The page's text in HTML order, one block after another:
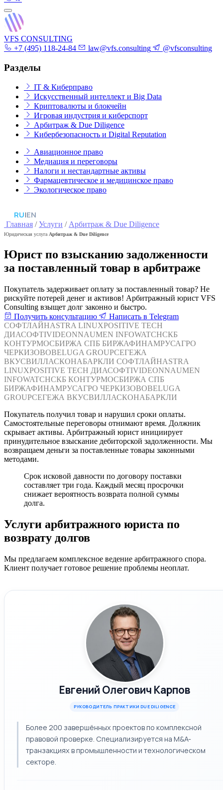
VFS CONSULTING
+7 (495) 118-24-84
law@vfs.consulting @vfsconsulting
Разделы
IT & Киберправо
Искусственный интеллект и Big Data
Криптовалюты и блокчейн
Игровая индустрия и киберспорт
Арбитраж & Due Diligence
Кибербезопасность и Digital Reputation
Авиационное право
Медиация и переговоры
Налоги и нестандартные активы
Фармацевтическое и медицинское право
Экологическое право
RU|EN
Главная /Услуги /Арбитраж & Due Diligence
Юридическая услуга Арбитраж & Due Diligence
Юрист по взысканию задолженности
за поставленный товар в арбитраже
Покупатель задерживает оплату за поставленный товар? Не
рискуйте потерей денег и активов! Арбитражный юрист VFS
Consulting взыщет долг законно и быстро.
Получить консультацию
Написать в Telegram
СОФТЛАЙНASTRA LINUXPOSITIVE TECH
ДИАСОФТIVIDEONNAUMEN INFOWATCHСКБ
КОНТУРМОСБИРЖА СПБ БИРЖАФИНАМРУСАГРО
ЧЕРКИЗОВОBELUGA GROUPСЕГЕЖА
ВКУСВИЛЛАСКОНАБАРКЛИ СОФТЛАЙНASTRA
LINUXPOSITIVE TECH ДИАСОФТIVIDEONNAUMEN
INFOWATCHСКБ КОНТУРМОСБИРЖА СПБ
БИРЖАФИНАМРУСАГРО ЧЕРКИЗОВОBELUGA
GROUPСЕГЕЖА ВКУСВИЛЛАСКОНАБАРКЛИ
Покупатель получил товар и нарушил сроки оплаты.
Самостоятельные переговоры отнимают время. Должник
скрывает активы. Арбитражный юрист инициирует
принудительное взыскание дебиторской задолженности. Мы
возвращаем деньги за поставленные товары законными
методами.
Срок исковой давности по договору поставки
составляет три года. Каждый месяц просрочки
снижает вероятность возврата полной суммы
долга.
Услуги арбитражного юриста по
возврату долгов
Мы предлагаем комплексное ведение арбитражного спора.
Клиент получает готовое решение проблемы неоплат.
Евгений Олегович Карпов
РУКОВОДИТЕЛЬ ПРАКТИКИ DUE DILIGENCE
Более 200 завершённых проектов по комплексной
правовой проверке. Специализируется на M&A-
транзакциях в промышленности и технологическом
секторе.